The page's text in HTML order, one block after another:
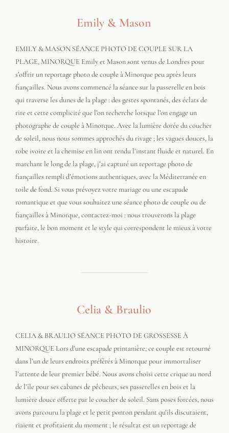
Emily & Mason
EMILY & MASON SÉANCE PHOTO DE COUPLE SUR LA
PLAGE, MINORQUE Emily et Mason sont venus de Londres pour
s’offrir un reportage photo de couple à Minorque peu après leurs
fiançailles. Nous avons commencé la séance sur la passerelle en bois
qui traverse les dunes de la plage : des gestes spontanés, des éclats de
rire et cette complicité que l’on recherche lorsque l’on engage un
photographe de couple à Minorque. Avec la lumière dorée du coucher
de soleil, nous nous sommes approchés du rivage ; les vagues douces, la
robe ivoire et la chemise en lin ont rendu l’instant fluide et naturel. En
marchant le long de la plage, j’ai capturé un reportage photo de
fiançailles rempli d’émotions authentiques, avec la Méditerranée en
toile de fond. Si vous prévoyez votre mariage ou une escapade
romantique et que vous souhaitez une séance photo de couple ou de
fiançailles à Minorque, contactez-moi : nous trouverons la plage
parfaite, le bon moment et le style qui correspondent le mieux à votre
histoire.
Celia & Braulio
CELIA & BRAULIO SÉANCE PHOTO DE GROSSESSE À
MINORQUE Lors d’une escapade printanière, ce couple est retourné
dans l’un de leurs endroits préférés à Minorque pour immortaliser
l’attente de leur premier bébé. Nous avons choisi cette crique au nord
de l’île pour ses cabanes de pêcheurs, ses passerelles en bois et la
lumière douce offerte par le coucher de soleil. Sans poses forcées, nous
avons parcouru la plage et le petit ponton pendant qu’ils discutaient,
riaient et profitaient du moment ; le résultat est un reportage de